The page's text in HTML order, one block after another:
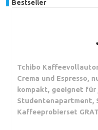
Bestseller
Tchibo
Crema und Espresso,
kompakt, geeignet für
Studentenapartment,
Kaffeeprobierset